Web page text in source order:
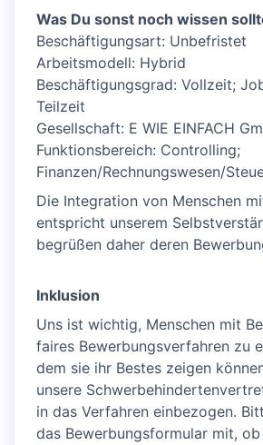
Was Du sonst noch wissen
Beschäftigungsart: Unbefristet
Arbeitsmodell: Hybrid
Beschäftigungsgrad: Vollzeit;
Teilzeit
Gesellschaft: E WIE EINFACH
Funktionsbereich: Controlling;
Finanzen/Rechnungswesen/
Die Integration von Menschen
entspricht unserem
begrüßen daher deren
Inklusion
Uns ist wichtig, Menschen mit
faires Bewerbungsverfahren zu
dem sie ihr Bestes zeigen
unsere
in das Verfahren einbezogen.
das Bewerbungsformular mit,